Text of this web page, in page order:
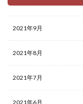
2021年9月
2021年8月
2021年7月
2021年6月